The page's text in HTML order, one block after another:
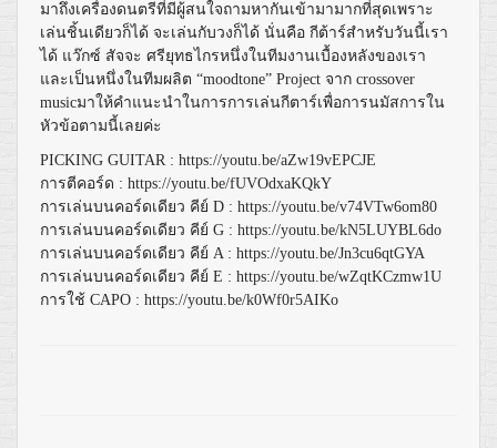
มาถึงเครื่องดนตรีที่มีผู้สนใจถามหากันเข้ามามากที่สุดเพราะ
เล่นชิ้นเดียวก็ได้ จะเล่นกับวงก็ได้ นั่นคือ กีต้าร์สำหรับวันนี้เรา
ได้ แว๊กซ์ สัจจะ ศรียุทธไกรหนึ่งในทีมงานเบื้องหลังของเรา
และเป็นหนึ่งในทีมผลิต “moodtone” Project จาก crossover
musicมาให้คำแนะนำในการการเล่นกีตาร์เพื่อการนมัสการใน
หัวข้อตามนี้เลยค่ะ
PICKING GUITAR : https://youtu.be/aZw19vEPCJE
การตีคอร์ด : https://youtu.be/fUVOdxaKQkY
การเล่นบนคอร์ดเดียว คีย์ D : https://youtu.be/v74VTw6om80
การเล่นบนคอร์ดเดียว คีย์ G : https://youtu.be/kN5LUYBL6do
การเล่นบนคอร์ดเดียว คีย์ A : https://youtu.be/Jn3cu6qtGYA
การเล่นบนคอร์ดเดียว คีย์ E : https://youtu.be/wZqtKCzmw1U
การใช้ CAPO : https://youtu.be/k0Wf0r5AIKo